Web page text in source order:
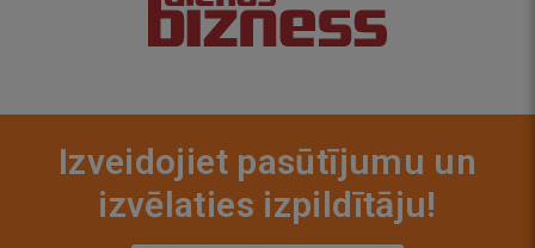
Izveidojiet pasūtījumu un
izvēlaties izpildītāju!